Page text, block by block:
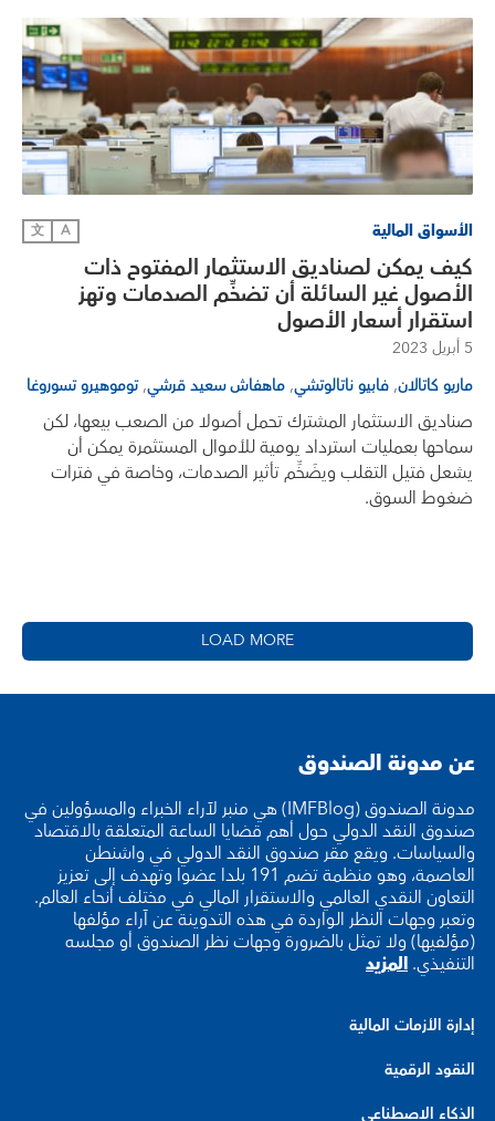
الأسواق المالية A
文
كيف يمكن لصناديق الاستثمار المفتوح ذات
الأصول غير السائلة أن تضخِّم الصدمات وتهز
استقرار أسعار الأصول
5 أبريل 2023
ماريو كاتالان, فابيو ناتالوتشي, ماهفاش سعيد قرشي,توموهيرو تسوروغا
صناديق الاستثمار المشترك تحمل أصولا من الصعب بيعها، لكن
سماحها بعمليات استرداد يومية للأموال المستثمرة يمكن أن
يشعل فتيل التقلب ويضَخِّم تأثير الصدمات، وخاصة في فترات
ضغوط السوق.
LOAD MORE
عن مدونة الصندوق
مدونة الصندوق (IMFBlog) هي منبر لآراء الخبراء والمسؤولين في
صندوق النقد الدولي حول أهم قضايا الساعة المتعلقة بالاقتصاد
والسياسات. ويقع مقر صندوق النقد الدولي في واشنطن
العاصمة، وهو منظمة تضم 191 بلدا عضوا وتهدف إلى تعزيز
التعاون النقدي العالمي والاستقرار المالي في مختلف أنحاء العالم.
وتعبر وجهات النظر الواردة في هذه التدوينة عن آراء مؤلفها
(مؤلفيها) ولا تمثل بالضرورة وجهات نظر الصندوق أو مجلسه
التنفيذي.المزيد
إدارة الأزمات المالية
النقود الرقمية
الذكاء الاصطناعي